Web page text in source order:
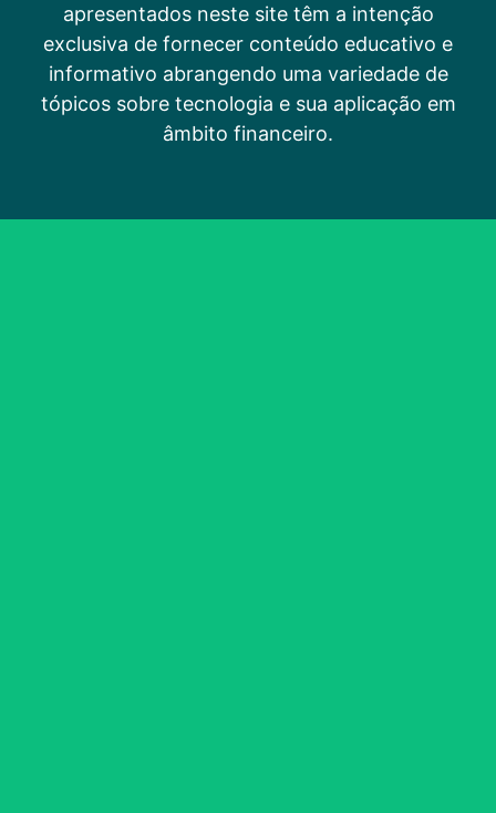
apresentados neste site têm a intenção
exclusiva de fornecer conteúdo educativo e
informativo abrangendo uma variedade de
tópicos sobre tecnologia e sua aplicação em
âmbito financeiro.